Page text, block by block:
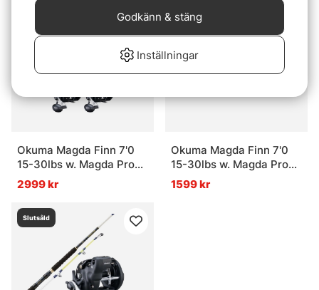
Slutsåld
Okuma Magda Finn 7'0
15-30lbs w. Magda Pro
20DXT Trolling Combo 4-
Pack
2999 kr
Okuma Magda Finn 7'0
15-30lbs w. Magda Pro
20DXT Trolling Combo 2-
Pack
1599 kr
Slutsåld
Inställningar
Godkänn & stäng